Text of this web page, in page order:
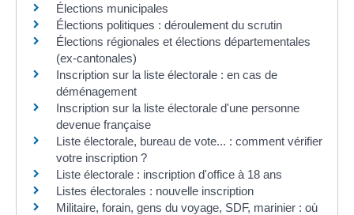
Élections municipales
Élections politiques : déroulement du scrutin
Élections régionales et élections départementales
(ex-cantonales)
Inscription sur la liste électorale : en cas de
déménagement
Inscription sur la liste électorale d'une personne
devenue française
Liste électorale, bureau de vote... : comment vérifier
votre inscription ?
Liste électorale : inscription d'office à 18 ans
Listes électorales : nouvelle inscription
Militaire, forain, gens du voyage, SDF, marinier : où